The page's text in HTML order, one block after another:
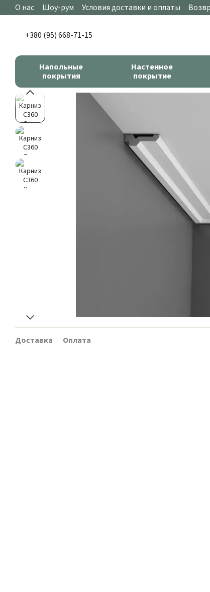
Перейти к основному контенту
О нас Шоу-рум Условия доставки и оплаты
+380 (95) 668-71-15
Напольные
покрытия
Настенное
покрытие
Доставка Оплата